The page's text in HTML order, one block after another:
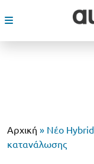
Αρχική » Νέο Ηybrid
κατανάλωσης